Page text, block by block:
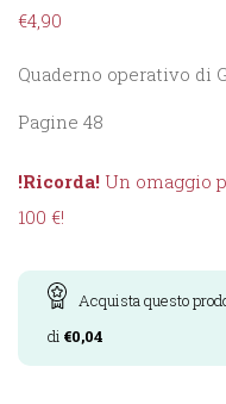
€4,90
Quaderno operativo di
Pagine 48
!Ricorda! Un omaggio
100 €!
Acquista questo
di €0,04